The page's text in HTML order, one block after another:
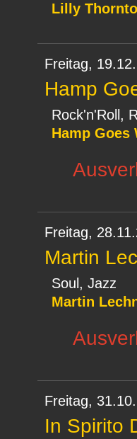
Lilly
Freitag,
Hamp
Rock'n'Roll,
Hamp Goes
Freitag,
Martin
Soul, Jazz
Martin
Freitag,
In Spirito